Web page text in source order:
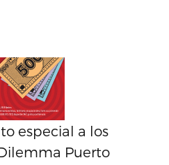
especial a los
Puerto